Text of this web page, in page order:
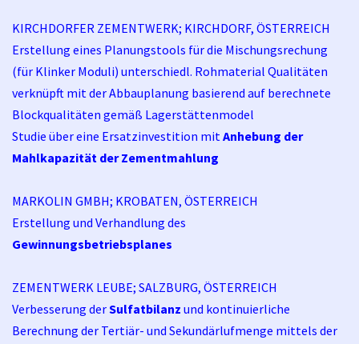
KIRCHDORFER ZEMENTWERK; KIRCHDORF, ÖSTERREICH
Erstellung eines Planungstools für die Mischungsrechung
(für Klinker Moduli) unterschiedl. Rohmaterial Qualitäten
verknüpft mit der Abbauplanung basierend auf berechnete
Blockqualitäten gemäß Lagerstättenmodel
Studie über eine Ersatzinvestition mit Anhebung der
Mahlkapazität der Zementmahlung
MARKOLIN GMBH; KROBATEN, ÖSTERREICH
Erstellung und Verhandlung des
Gewinnungsbetriebsplanes
ZEMENTWERK LEUBE; SALZBURG, ÖSTERREICH
Verbesserung derSulfatbilanz und kontinuierliche
Berechnung der Tertiär- und Sekundärlufmenge mittels der